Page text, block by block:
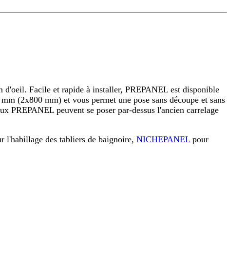
d'oeil. Facile et rapide à installer, PREPANEL est disponible
(2x800 mm) et vous permet une pose sans découpe et sans
PREPANEL peuvent se poser par-dessus l'ancien carrelage
l'habillage des tabliers de baignoire, NICHEPANEL pour